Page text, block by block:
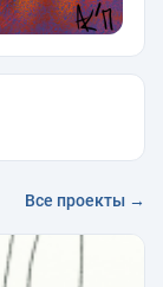
Все проекты →